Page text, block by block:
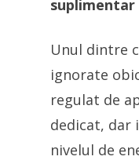
suplimentar
Unul dintre
ignorate
regulat de
dedicat, dar
nivelul de